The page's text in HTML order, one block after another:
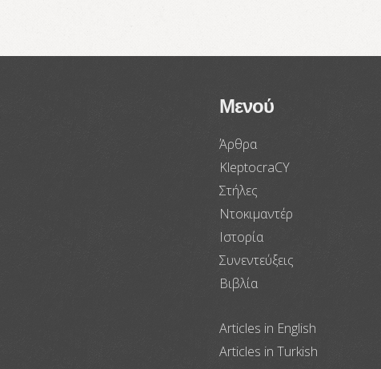
Μενού
Άρθρα
KleptocraCY
Στήλες
Ντοκιμαντέρ
Ιστορία
Συνεντεύξεις
Βιβλία
Articles in English
Articles in Turkish